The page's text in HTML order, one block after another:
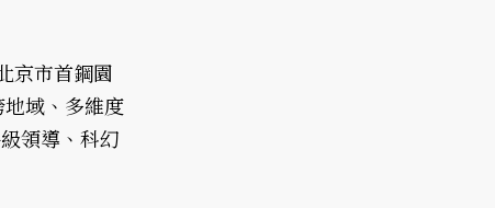
京市首鋼園
域、多維度
領導、科幻